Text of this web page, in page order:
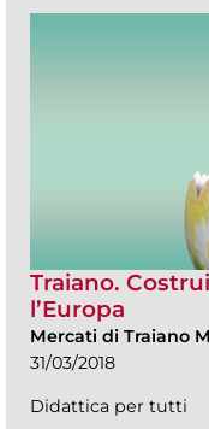
Traiano.
l’Europa
Mercati di Traiano
31/03/2018
Didattica per tutti